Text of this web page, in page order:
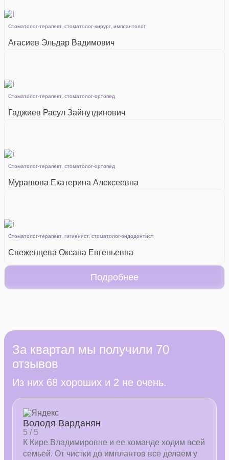
Cтоматолог-терапевт, стоматолог-хирург, имплантолог
Агасиев Эльдар Вадимович
Стоматолог-терапевт, стоматолог-ортопед
Гаджиев Расул Зайнутдинович
Cтоматолог-терапевт, стоматолог-ортопед
Мурашова Екатерина Алексеевна
Стоматолог-терапевт, гигиенист, стоматолог-эндодонтист
Свеженцева Оксана Евгеньевна
Подробнее
За квартал мы получили 70
отзывов
Из них 68 хороших и 2 не очень.
Володя Варданян
5 / 5
К Кире Владимировне и ее команде ходим всей
семьей. От чистки до имплантов все делаем у